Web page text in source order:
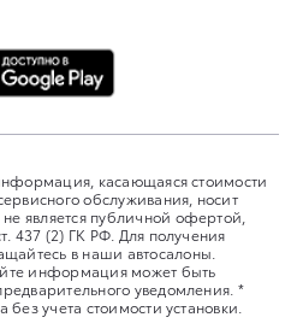
касающаяся стоимости
обслуживания, носит
является публичной офертой,
437 (2) ГК РФ. Для получения
в наши автосалоны.
информация может быть
уведомления. *
без учета стоимости установки.